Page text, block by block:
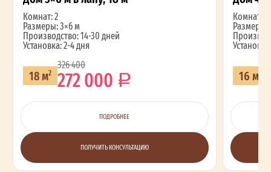
Комнат: 2
Размеры: 3×6 м
Производство: 14-30 дней
Установка: 2-4 дня
18 м2
326 400
272 000
ПОДРОБНЕЕ
ПОЛУЧИТЬ КОНСУЛЬТАЦИЮ
Комнат: 2
Размеры:
16 м